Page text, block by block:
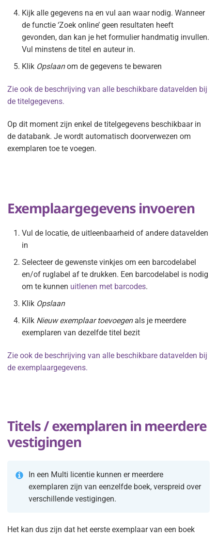
Kijk alle gegevens na en vul aan waar nodig. Wanneer
de functie ‘Zoek online’ geen resultaten heeft
gevonden, dan kan je het formulier handmatig invullen.
Vul minstens de titel en auteur in.
Klik Opslaanom de gegevens te bewaren
Zie ook de beschrijving van alle beschikbare datavelden bij
de titelgegevens.
Op dit moment zijn enkel de titelgegevens beschikbaar in
de databank. Je wordt automatisch doorverwezen om
exemplaren toe te voegen.
Exemplaargegevens invoeren
Vul de locatie, de uitleenbaarheid of andere datavelden
in
Selecteer de gewenste vinkjes om een barcodelabel
en/of ruglabel af te drukken. Een barcodelabel is nodig
om te kunnen uitlenen met barcodes.
Klik Opslaan
Kilk Nieuw exemplaar toevoegenals je meerdere
exemplaren van dezelfde titel bezit
Zie ook de beschrijving van alle beschikbare datavelden bij
de exemplaargegevens.
Titels / exemplaren in meerdere
vestigingen
In een Multi licentie kunnen er meerdere
exemplaren zijn van eenzelfde boek, verspreid over
verschillende vestigingen.
Het kan dus zijn dat het eerste exemplaar van een boek